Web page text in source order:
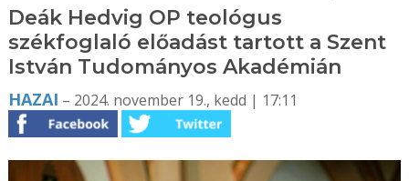
Deák Hedvig OP teológus
székfoglaló előadást tartott a Szent
István Tudományos Akadémián
HAZAI – 2024. november 19., kedd | 17:11